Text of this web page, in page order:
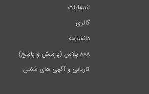
انتشارات
گالری
دانشنامه
۸۰۸ پلاس (پرسش و پاسخ)
کاریابی و آگهی های شغلی